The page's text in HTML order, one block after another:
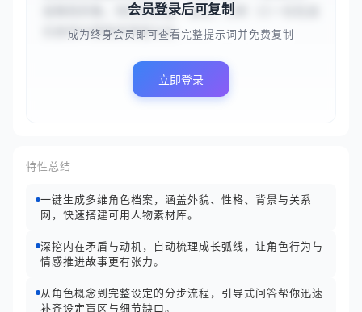
说角色形象。你的任务是：首先，分析 {{一位在战
后废墟中靠贩卖情报为生、...
会员登录后可复制
成为终身会员即可查看完整提示词并免费复制
立即登录
特性总结
一键生成多维角色档案，涵盖外貌、性格、背景与关系
网，快速搭建可用人物素材库。
深挖内在矛盾与动机，自动梳理成长弧线，让角色行为与
情感推进故事更有张力。
从角色概念到完整设定的分步流程，引导式问答帮你迅速
补齐设定盲区与细节缺口。